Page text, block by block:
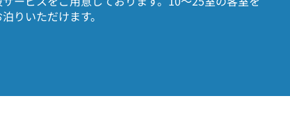
りいただけます。